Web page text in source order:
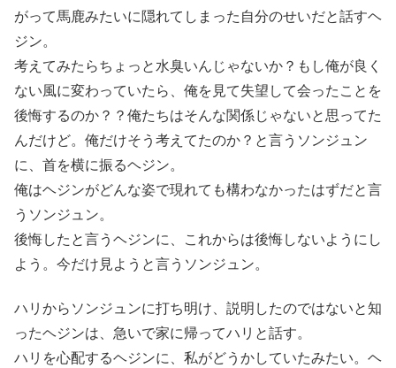
がって馬鹿みたいに隠れてしまった自分のせいだと話すヘ
ジン。
考えてみたらちょっと水臭いんじゃないか？もし俺が良く
ない風に変わっていたら、俺を見て失望して会ったことを
後悔するのか？？俺たちはそんな関係じゃないと思ってた
んだけど。俺だけそう考えてたのか？と言うソンジュン
に、首を横に振るヘジン。
俺はヘジンがどんな姿で現れても構わなかったはずだと言
うソンジュン。
後悔したと言うヘジンに、これからは後悔しないようにし
よう。今だけ見ようと言うソンジュン。
ハリからソンジュンに打ち明け、説明したのではないと知
ったヘジンは、急いで家に帰ってハリと話す。
ハリを心配するヘジンに、私がどうかしていたみたい。ヘ